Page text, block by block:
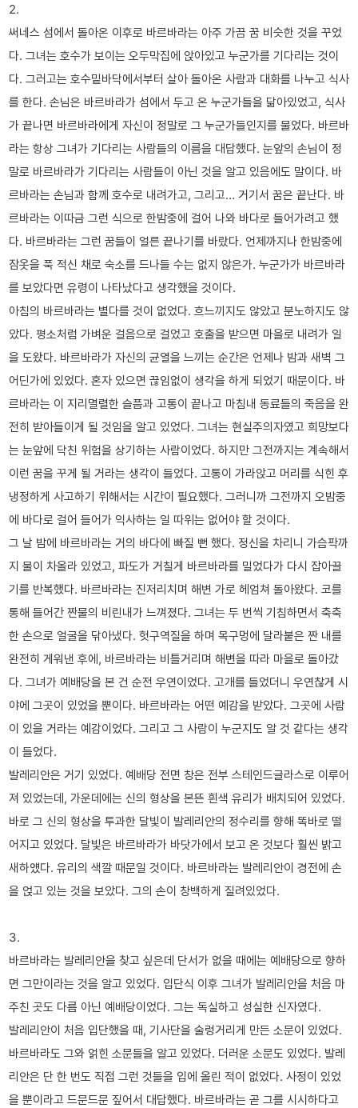
2.
써네스 섬에서 돌아온 이후로 바르바라는 아주 가끔 꿈 비슷한 것을 꾸었
다. 그녀는 호수가 보이는 오두막집에 앉아있고 누군가를 기다리는 것이
다. 그러고는 호수밑바닥에서부터 살아 돌아온 사람과 대화를 나누고 식사
를 한다. 손님은 바르바라가 섬에서 두고 온 누군가들을 닮아있었고, 식사
가 끝나면 바르바라에게 자신이 정말로 그 누군가들인지를 물었다. 바르바
라는 항상 그녀가 기다리는 사람들의 이름을 대답했다. 눈앞의 손님이 정
말로 바르바라가 기다리는 사람들이 아닌 것을 알고 있음에도 말이다. 바
르바라는 손님과 함께 호수로 내려가고, 그리고… 거기서 꿈은 끝난다. 바
르바라는 이따금 그런 식으로 한밤중에 걸어 나와 바다로 들어가려고 했
다. 바르바라는 그런 꿈들이 얼른 끝나기를 바랐다. 언제까지나 한밤중에
잠옷을 푹 적신 채로 숙소를 드나들 수는 없지 않은가. 누군가가 바르바라
를 보았다면 유령이 나타났다고 생각했을 것이다.
아침의 바르바라는 별다를 것이 없었다. 흐느끼지도 않았고 분노하지도 않
았다. 평소처럼 가벼운 걸음으로 걸었고 호출을 받으면 마을로 내려가 일
을 도왔다. 바르바라가 자신의 균열을 느끼는 순간은 언제나 밤과 새벽 그
어딘가에 있었다. 혼자 있으면 끊임없이 생각을 하게 되었기 때문이다. 바
르바라는 이 지리멸렬한 슬픔과 고통이 끝나고 마침내 동료들의 죽음을 완
전히 받아들이게 될 것임을 알고 있었다. 그녀는 현실주의자였고 희망보다
는 눈앞에 닥친 위험을 상기하는 사람이었다. 하지만 그전까지는 계속해서
이런 꿈을 꾸게 될 거라는 생각이 들었다. 고통이 가라앉고 머리를 식힌 후
냉정하게 사고하기 위해서는 시간이 필요했다. 그러니까 그전까지 오밤중
에 바다로 걸어 들어가 익사하는 일 따위는 없어야 할 것이다.
그 날 밤에 바르바라는 거의 바다에 빠질 뻔 했다. 정신을 차리니 가슴팍까
지 물이 차올라 있었고, 파도가 거칠게 바르바라를 밀었다가 다시 잡아끌
기를 반복했다. 바르바라는 진저리치며 해변 가로 헤엄쳐 돌아왔다. 코를
통해 들어간 짠물의 비린내가 느껴졌다. 그녀는 두 번씩 기침하면서 축축
한 손으로 얼굴을 닦아냈다. 헛구역질을 하며 목구멍에 달라붙은 짠 내를
완전히 게워낸 후에, 바르바라는 비틀거리며 해변을 따라 마을로 돌아갔
다. 그녀가 예배당을 본 건 순전 우연이었다. 고개를 들었더니 우연찮게 시
야에 그곳이 있었을 뿐이다. 바르바라는 어떤 예감을 받았다. 그곳에 사람
이 있을 거라는 예감이었다. 그리고 그 사람이 누군지도 알 것 같다는 생각
이 들었다.
발레리안은 거기 있었다. 예배당 전면 창은 전부 스테인드글라스로 이루어
져 있었는데, 가운데에는 신의 형상을 본뜬 흰색 유리가 배치되어 있었다.
바로 그 신의 형상을 투과한 달빛이 발레리안의 정수리를 향해 똑바로 떨
어지고 있었다. 달빛은 바르바라가 바닷가에서 보고 온 것보다 훨씬 밝고
새하얬다. 유리의 색깔 때문일 것이다. 바르바라는 발레리안이 경전에 손
을 얹고 있는 것을 보았다. 그의 손이 창백하게 질려있었다.
3.
바르바라는 발레리안을 찾고 싶은데 단서가 없을 때에는 예배당으로 향하
면 그만이라는 것을 알고 있었다. 입단식 이후 그녀가 발레리안을 처음 마
주친 곳도 다름 아닌 예배당이었다. 그는 독실하고 성실한 신자였다.
발레리안이 처음 입단했을 때, 기사단을 술렁거리게 만든 소문이 있었다.
바르바라도 그와 얽힌 소문들을 알고 있었다. 더러운 소문도 있었다. 발레
리안은 단 한 번도 직접 그런 것들을 입에 올린 적이 없었다. 사정이 있었
을 뿐이라고 드문드문 짚어서 대답했다. 바르바라는 곧 그를 시시하다고